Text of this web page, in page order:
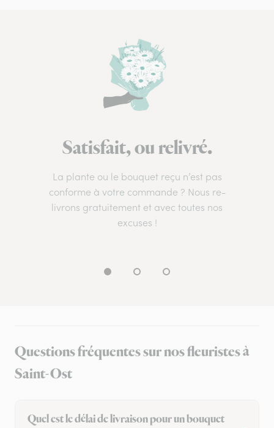
Satisfait, ou relivré.
La plante ou le bouquet reçu n’est pas
conforme à votre commande ? Nous re-
livrons gratuitement et avec toutes nos
excuses !
Questions fréquentes sur nos fleuristes à
Saint-Ost
Quel est le délai de livraison pour un bouquet